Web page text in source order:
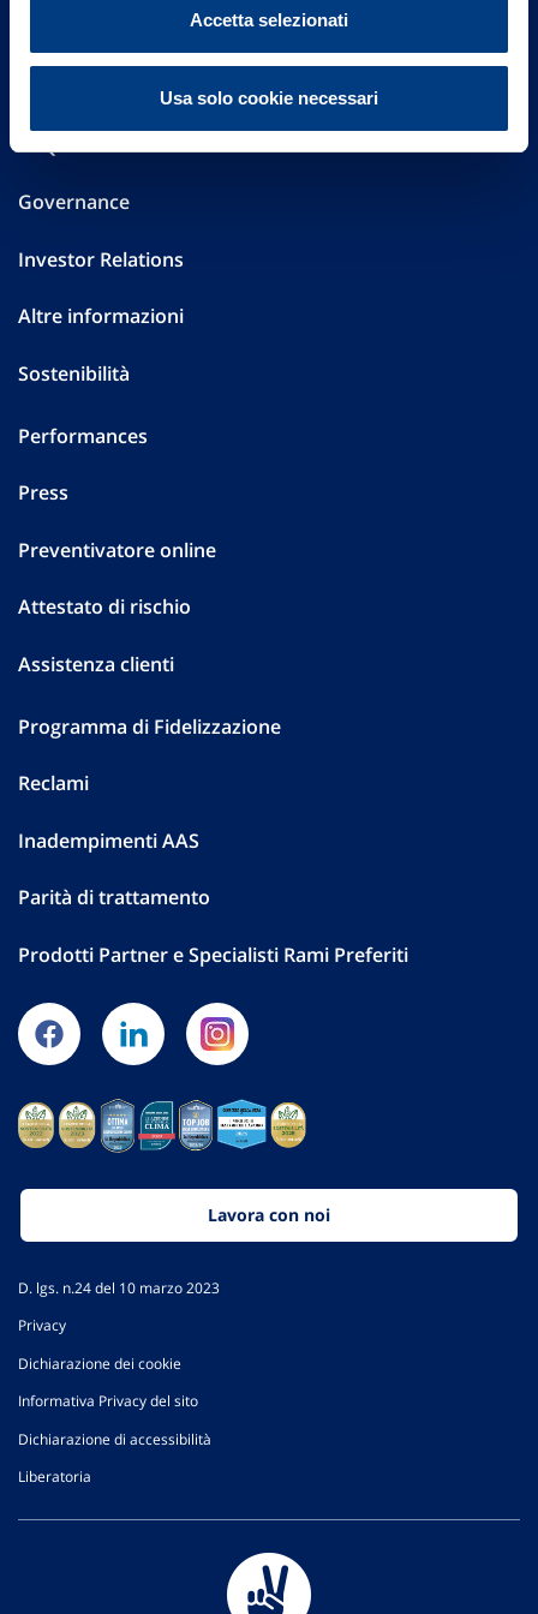
Accetta selezionati
Usa solo cookie necessari
Via Ignazio Gardella, 2
20149 Milano
FAQ
Governance
Investor Relations
Altre informazioni
Sostenibilità
Performances
Press
Preventivatore online
Attestato di rischio
Assistenza clienti
Programma di Fidelizzazione
Reclami
Inadempimenti AAS
Parità di trattamento
Prodotti Partner e Specialisti Rami Preferiti
Lavora con noi
D. lgs. n.24 del 10 marzo 2023
Privacy
Dichiarazione dei cookie
Informativa Privacy del sito
Dichiarazione di accessibilità
Liberatoria